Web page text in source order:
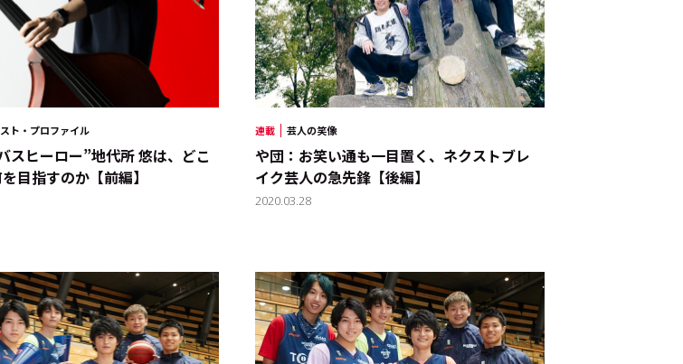
ト・プロファイル
スヒーロー”地代所 悠は、どこ
目指すのか【前編】
連載 芸人の笑像
や団：お笑い通も一目置く、ネクストブレ
イク芸人の急先鋒【後編】
2020.03.28